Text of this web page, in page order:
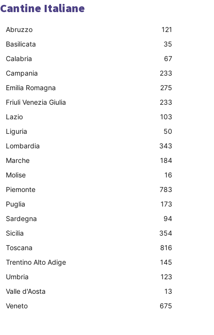
Cantine Italiane
Abruzzo
121
Basilicata
35
Calabria
67
Campania
233
Emilia Romagna
275
Friuli Venezia Giulia
233
Lazio
103
Liguria
50
Lombardia
343
Marche
184
Molise
16
Piemonte
783
Puglia
173
Sardegna
94
Sicilia
354
Toscana
816
Trentino Alto Adige
145
Umbria
123
Valle d'Aosta
13
Veneto
675